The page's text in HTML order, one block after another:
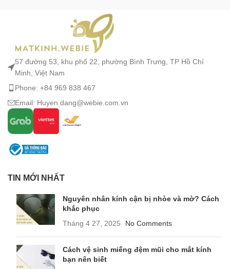
57 đường 53, khu phố 22, phường Bình Trưng, TP Hồ Chí
Minh, Việt Nam
Phone: +84 969 838 467
Email: Huyen.dang@webie.com.vn
TIN MỚI NHẤT
Nguyên nhân kính cận bị nhòe và mờ? Cách
khắc phục
Tháng 4 27, 2025
No Comments
Cách vệ sinh miếng đệm mũi cho mắt kính
bạn nên biết